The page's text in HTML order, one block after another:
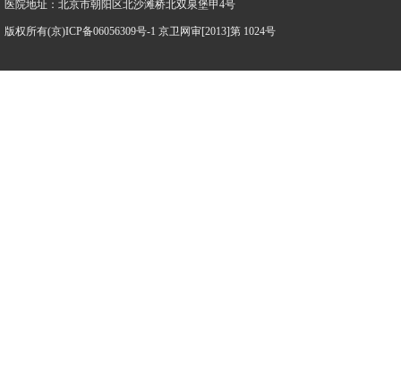
医院地址：北京市朝阳区北沙滩桥北双泉堡甲4号
版权所有(京)ICP备06056309号-1 京卫网审[2013]第 1024号